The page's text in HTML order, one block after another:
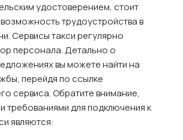
удостоверением, стоит
трудоустройства в
Сервисы такси регулярно
персонала. Детально о
вы можете найти на
перейдя по ссылке
сервиса. Обратите внимание,
требованиями для подключения к
являются: